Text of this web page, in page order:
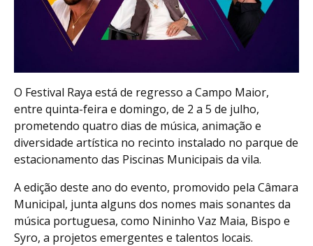
O Festival Raya está de regresso a Campo Maior,
entre quinta-feira e domingo, de 2 a 5 de julho,
prometendo quatro dias de música, animação e
diversidade artística no recinto instalado no parque de
estacionamento das Piscinas Municipais da vila.
A edição deste ano do evento, promovido pela Câmara
Municipal, junta alguns dos nomes mais sonantes da
música portuguesa, como Nininho Vaz Maia, Bispo e
Syro, a projetos emergentes e talentos locais.